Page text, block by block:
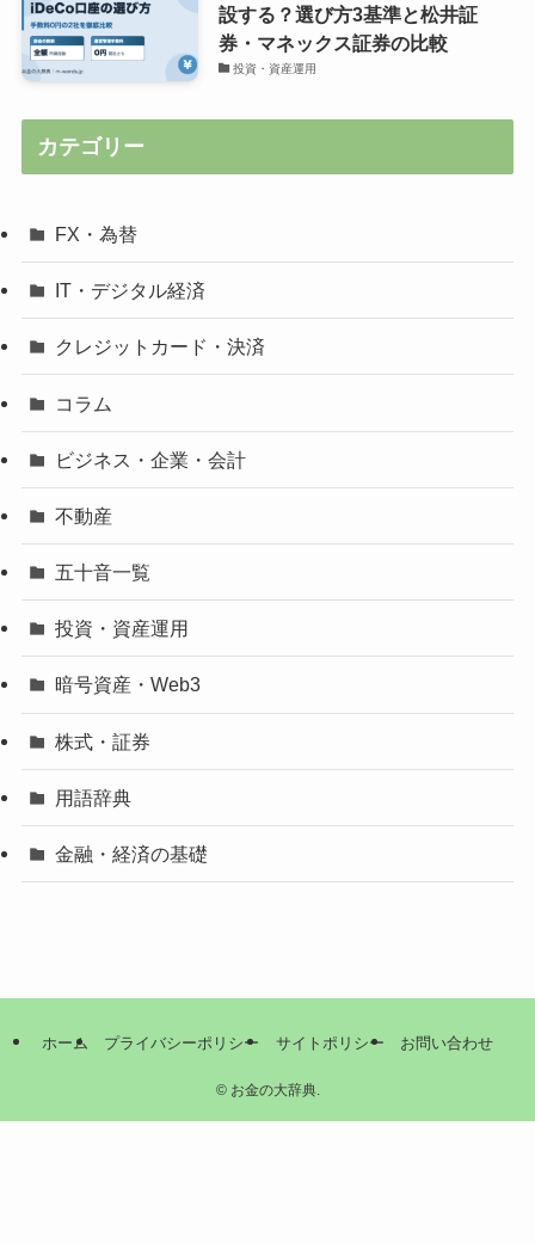
設する？選び方3基準と松井証
券・マネックス証券の比較
投資・資産運用
カテゴリー
FX・為替
IT・デジタル経済
クレジットカード・決済
コラム
ビジネス・企業・会計
不動産
五十音一覧
投資・資産運用
暗号資産・Web3
株式・証券
用語辞典
金融・経済の基礎
ホーム プライバシーポリシー サイトポリシー お問い合わせ
©お金の大辞典.